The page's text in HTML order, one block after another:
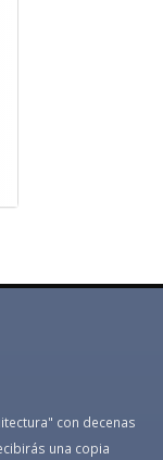
con decenas
una copia